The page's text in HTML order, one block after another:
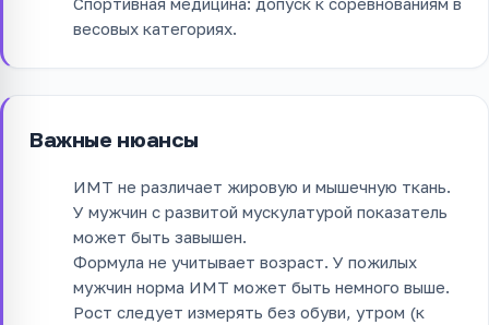
весовых категориях.
Важные нюансы
ИМТ не различает жировую и мышечную ткань.
У мужчин с развитой мускулатурой показатель
может быть завышен.
Формула не учитывает возраст. У пожилых
мужчин норма ИМТ может быть немного выше.
Рост следует измерять без обуви, утром (к